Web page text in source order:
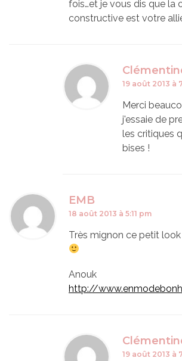
fois…et je vous dis que la
constructive est votre
19 août 2013 à
Merci
j'essaie de
les critiques
bises !
EMB
18 août 2013 à 5:11 pm
Très mignon ce petit
Anouk
http://
19 août 2013 à